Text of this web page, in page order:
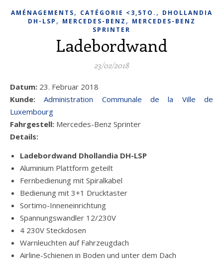
AMÉNAGEMENTS, CATÉGORIE <3,5TO. , DHOLLANDIA
DH-LSP , MERCEDES-BENZ , MERCEDES-BENZ
SPRINTER
Ladebordwand
23/02/2018
Datum: 23. Februar 2018
Kunde:Administration Communale de la Ville de
Luxembourg
Fahrgestell: Mercedes-Benz Sprinter
Details:
Ladebordwand Dhollandia DH-LSP
Aluminium Plattform geteilt
Fernbedienung mit Spiralkabel
Bedienung mit 3+1 Drucktaster
Sortimo-Inneneinrichtung
Spannungswandler 12/230V
4 230V Steckdosen
Warnleuchten auf Fahrzeugdach
Airline-Schienen in Boden und unter dem Dach